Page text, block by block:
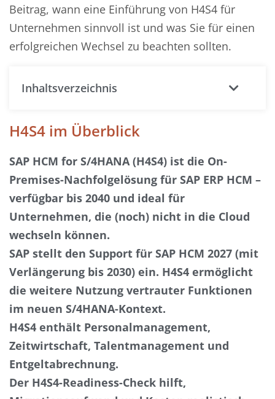
Beitrag, wann eine Einführung von H4S4 für
Unternehmen sinnvoll ist und was Sie für einen
erfolgreichen Wechsel zu beachten sollten.
Inhaltsverzeichnis
H4S4 im Überblick
SAP HCM for S/4HANA (H4S4) ist die On-
Premises-Nachfolgelösung für SAP ERP HCM –
verfügbar bis 2040 und ideal für
Unternehmen, die (noch) nicht in die Cloud
wechseln können.
SAP stellt den Support für SAP HCM 2027 (mit
Verlängerung bis 2030) ein. H4S4 ermöglicht
die weitere Nutzung vertrauter Funktionen
im neuen S/4HANA-Kontext.
H4S4 enthält Personalmanagement,
Zeitwirtschaft, Talentmanagement und
Entgeltabrechnung.
Der H4S4-Readiness-Check hilft,